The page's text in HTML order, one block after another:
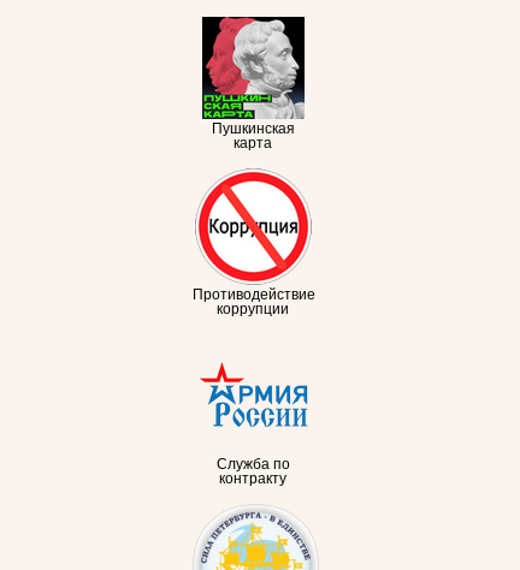
Пушкинская
карта
Противодействие
коррупции
Служба по
контракту